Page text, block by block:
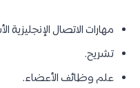
مهارات الاتصال الإنجليزية
تشريح.
علم وظائف الأعضاء.